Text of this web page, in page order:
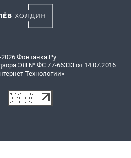
Фонтанка.Ру
ЭЛ № ФС 77-66333 от 14.07.2016
Технологии»